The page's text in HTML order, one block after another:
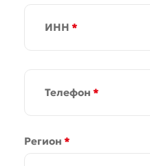
ИНН *
Телефон *
Регион *